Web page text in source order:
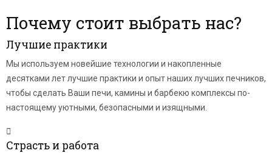
Почему стоит выбрать нас?
Лучшие практики
Мы используем новейшие технологии и накопленные
десятками лет лучшие практики и опыт наших лучших печников,
чтобы сделать Ваши печи, камины и барбекю комплексы по-
настоящему уютными, безопасными и изящными.
Страсть и работа